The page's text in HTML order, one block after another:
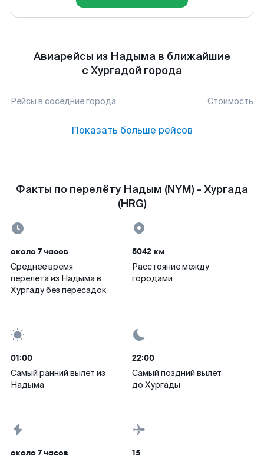
Авиарейсы из Надыма в ближайшие
с Хургадой города
Рейсы в соседние города Стоимость
Показать больше рейсов
Факты по перелёту Надым (NYM) - Хургада
(HRG)
около 7 часов
Среднее время
перелета из Надыма в
Хургаду без пересадок
5042 км
Расстояние между
городами
01:00
Самый ранний вылет из
Надыма
22:00
Самый поздний вылет
до Хургады
около 7 часов 15